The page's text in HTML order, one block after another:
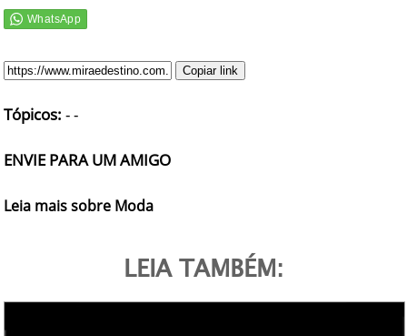
Copiar link
Tópicos: --
ENVIE PARA UM AMIGO
Leia mais sobre Moda
LEIA TAMBÉM: